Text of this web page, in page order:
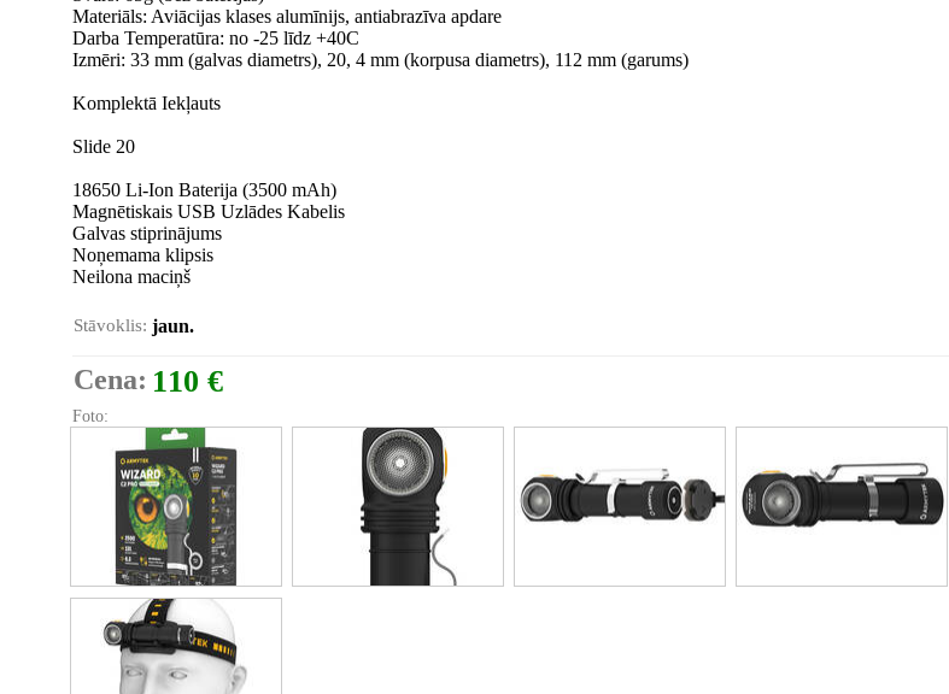
Materiāls: Aviācijas klases alumīnijs, antiabrazīva apdare
Darba Temperatūra: no -25 līdz +40C
Izmēri: 33 mm (galvas diametrs), 20, 4 mm (korpusa diametrs), 112 mm (garums)
Komplektā Iekļauts
Slide 20
18650 Li-Ion Baterija (3500 mAh)
Magnētiskais USB Uzlādes Kabelis
Galvas stiprinājums
Noņemama klipsis
Neilona maciņš
Stāvoklis: jaun.
Cena: 110 €
Foto: